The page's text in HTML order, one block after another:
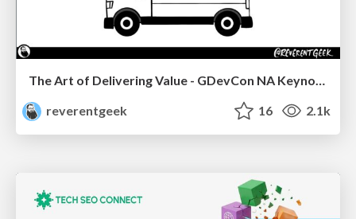
The Art of Delivering Value - GDevCon NA Keynote
reverentgeek
16 2.1k